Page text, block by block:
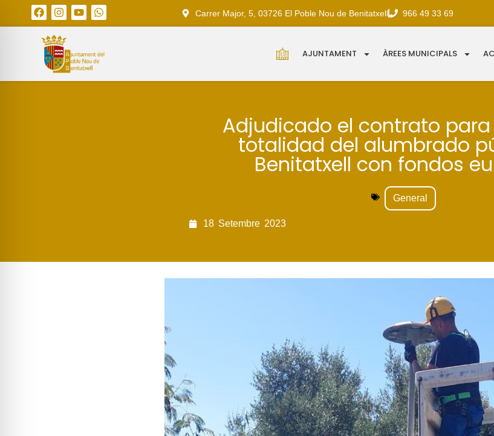
Carrer Major, 5, 03726 El Poble Nou de Benitatxell 966 49 33 69
AJUNTAMENT ÀREES MUNICIPALS
Adjudicado el contrato
totalidad del alumbrado
Benitatxell con fondos
General
18 Setembre 2023